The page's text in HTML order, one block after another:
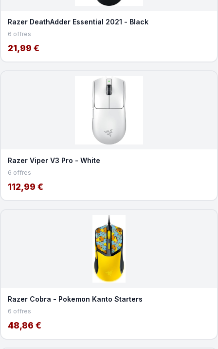
Razer DeathAdder Essential 2021 - Black
6 offres
21,99 €
Razer Viper V3 Pro - White
6 offres
112,99 €
Razer Cobra - Pokemon Kanto Starters
6 offres
48,86 €